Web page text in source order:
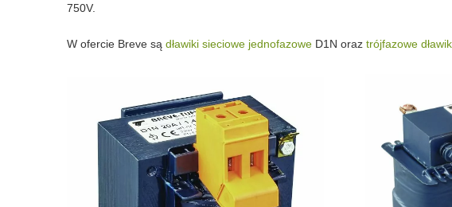
750V.
W ofercie Breve są dławiki sieciowe jednofazowe D1N oraz trójfazowe